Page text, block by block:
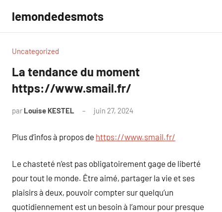
contenu
lemondedesmots
Uncategorized
La tendance du moment
https://www.smail.fr/
par Louise KESTEL juin 27, 2024
Plus d’infos à propos de https://www.smail.fr/
Le chasteté n’est pas obligatoirement gage de liberté
pour tout le monde. Être aimé, partager la vie et ses
plaisirs à deux, pouvoir compter sur quelqu’un
quotidiennement est un besoin à l’amour pour presque